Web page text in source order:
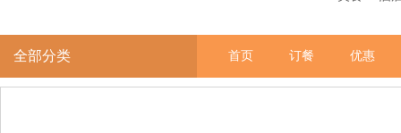
全部分类 首页 订餐 优惠